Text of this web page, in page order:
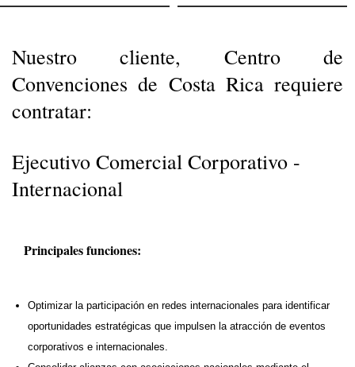
Nuestro cliente, Centro de
Convenciones de Costa Rica​ requiere
contratar:
Ejecutivo Comercial Corporativo -
Internacional
Principales funciones:
Optimizar la participación en redes internacionales para identificar
oportunidades estratégicas que impulsen la atracción de eventos
corporativos e internacionales.​